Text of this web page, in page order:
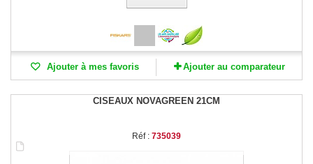
Ajouter à mes favoris Ajouter au comparateur
CISEAUX NOVAGREEN 21CM
Réf : 735039